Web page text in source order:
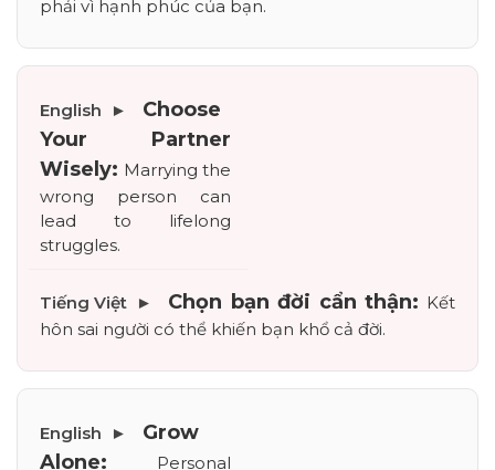
phải vì hạnh phúc của bạn.
Choose
Your Partner
Wisely: Marrying the
wrong person can
lead to lifelong
struggles.
Chọn bạn đời cẩn thận: Kết
hôn sai người có thể khiến bạn khổ cả đời.
Grow
Alone: Personal